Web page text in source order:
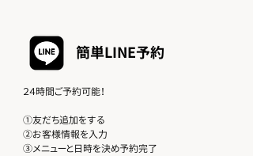
簡単​LINE予約
​２４時間ご予約可能！
①友だち追加をする
②お客様情報を入力
​③メニューと日時を決め予約完了